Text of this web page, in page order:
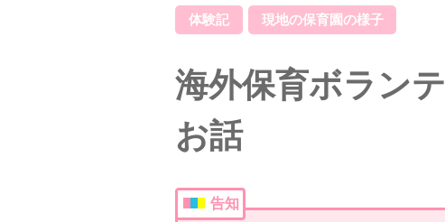
体験記 現地の保育園の様子
海外保育ボラン
お話
告知